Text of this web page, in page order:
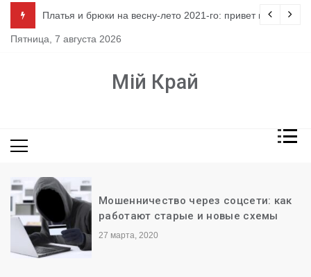
содержимому
Платья и брюки на весну-лето 2021-го: привет из 80-х
Пятница, 7 августа 2026
Мій Край
Мошенничество через соцсети: как
работают старые и новые схемы
27 марта, 2020